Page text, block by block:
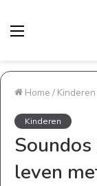
Home / Kinderen
Kinderen
leven